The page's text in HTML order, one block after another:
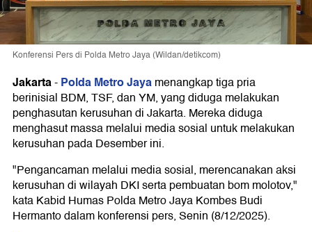
Konferensi Pers di Polda Metro Jaya (Wildan/detikcom)
Jakarta-Polda Metro Jayamenangkap tiga pria
berinisial BDM, TSF, dan YM, yang diduga melakukan
penghasutan kerusuhan di Jakarta. Mereka diduga
menghasut massa melalui media sosial untuk melakukan
kerusuhan pada Desember ini.
"Pengancaman melalui media sosial, merencanakan aksi
kerusuhan di wilayah DKI serta pembuatan bom molotov,"
kata Kabid Humas Polda Metro Jaya Kombes Budi
Hermanto dalam konferensi pers, Senin (8/12/2025).